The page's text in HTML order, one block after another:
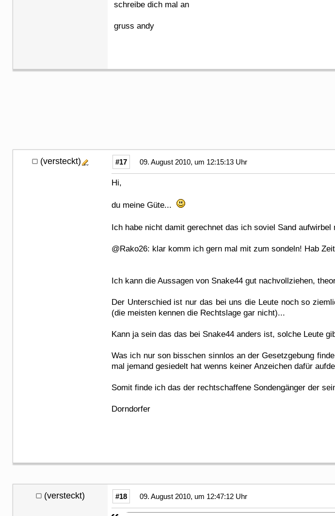
schreibe dich mal an
gruss andy
(versteckt) #17 09. August 2010, um 12:15:13 Uhr
Hi,
du meine Güte...
Ich habe nicht damit gerechnet das ich soviel Sand aufwirbel
@Rako26: klar komm ich gern mal mit zum sondeln! Hab
Ich kann die Aussagen von Snake44 gut nachvollziehen,
Der Unterschied ist nur das bei uns die Leute noch so
(die meisten kennen die Rechtslage gar nicht)...
Kann ja sein das das bei Snake44 anders ist, solche Leute
Was ich nur son bisschen sinnlos an der Gesetzgebung
mal jemand gesiedelt hat wenns keiner Anzeichen dafür
Somit finde ich das der rechtschaffene Sondengänger der
Dorndorfer
(versteckt) #18 09. August 2010, um 12:47:12 Uhr